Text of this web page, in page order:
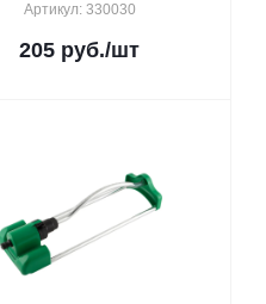
Артикул: 330030
205 руб./шт